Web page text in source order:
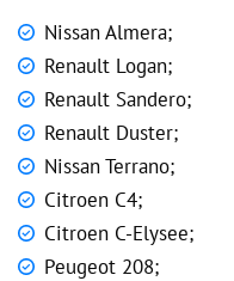
Nissan Almera;
Renault Logan;
Renault Sandero;
Renault Duster;
Nissan Terrano;
Citroen C4;
Citroen C-Elysee;
Peugeot 208;